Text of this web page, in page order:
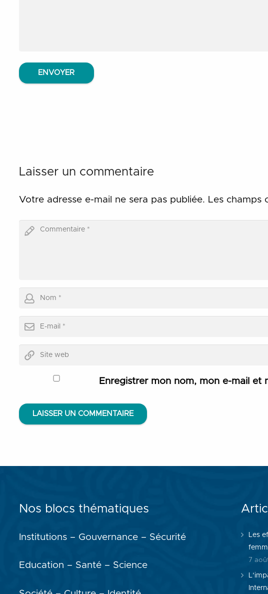
Laisser un commentaire
Votre adresse e-mail ne sera pas publiée. Les champs
Enregistrer mon nom, mon e-mail
LAISSER UN COMMENTAIRE
Nos blocs thématiques
Institutions – Gouvernance – Sécurité
Education – Santé – Science
Les
7